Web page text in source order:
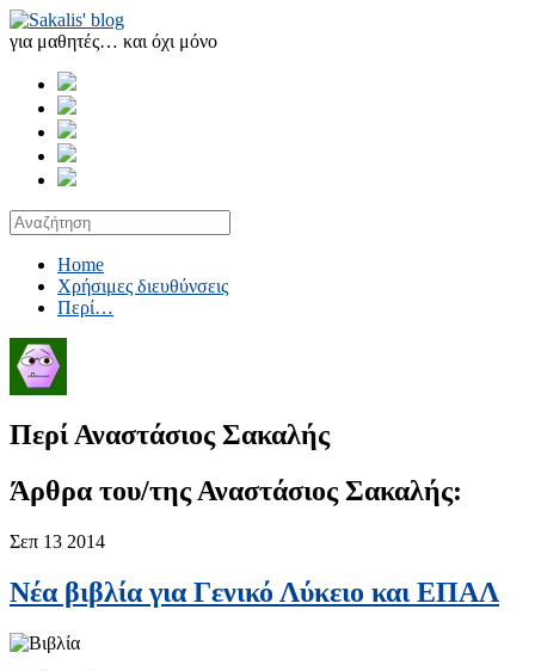
για μαθητές… και όχι μόνο
Home
Χρήσιμες διευθύνσεις
Περί…
Περί Αναστάσιος Σακαλής
Άρθρα του/της Αναστάσιος Σακαλής:
Σεπ 13 2014
Νέα βιβλία για Γενικό Λύκειο και ΕΠΑΛ